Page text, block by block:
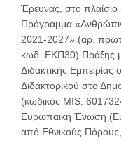
Έρευνας, στο
Πρόγραμμα
2021-2027» (αρ.
κωδ. ΕΚΠ30) Πράξης
Διδακτικής
Διδακτορικού στο
(κωδικός MIS:
Ευρωπαϊκή Ένωση
από Εθνικούς Πόρους,